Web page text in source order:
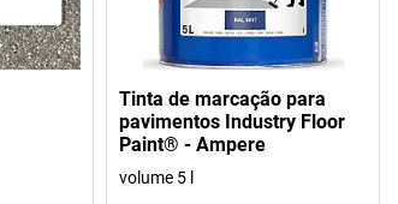
Tinta de marcação para
pavimentos Industry Floor
Paint® - Ampere
volume 5 l